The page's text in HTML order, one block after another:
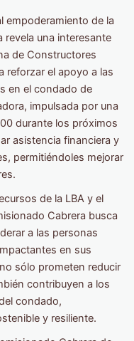
empoderamiento de la
revela una interesante
de Constructores
reforzar el apoyo a las
en el condado de
impulsada por una
durante los próximos
asistencia financiera y
permitiéndoles mejorar
de la LBA y el
Cabrera busca
a las personas
en sus
sólo prometen reducir
contribuyen a los
condado,
y resiliente.